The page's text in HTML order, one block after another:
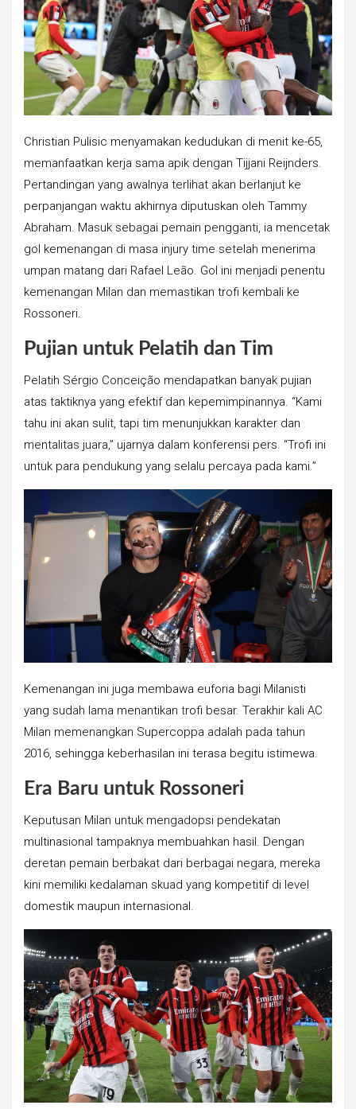
Christian Pulisic menyamakan kedudukan di menit ke-65,
memanfaatkan kerja sama apik dengan Tijjani Reijnders.
Pertandingan yang awalnya terlihat akan berlanjut ke
perpanjangan waktu akhirnya diputuskan oleh Tammy
Abraham. Masuk sebagai pemain pengganti, ia mencetak
gol kemenangan di masa injury time setelah menerima
umpan matang dari Rafael Leão. Gol ini menjadi penentu
kemenangan Milan dan memastikan trofi kembali ke
Rossoneri.
Pujian untuk Pelatih dan Tim
Pelatih Sérgio Conceição mendapatkan banyak pujian
atas taktiknya yang efektif dan kepemimpinannya. “Kami
tahu ini akan sulit, tapi tim menunjukkan karakter dan
mentalitas juara,” ujarnya dalam konferensi pers. “Trofi ini
untuk para pendukung yang selalu percaya pada kami.”
Kemenangan ini juga membawa euforia bagi Milanisti
yang sudah lama menantikan trofi besar. Terakhir kali AC
Milan memenangkan Supercoppa adalah pada tahun
2016, sehingga keberhasilan ini terasa begitu istimewa.
Era Baru untuk Rossoneri
Keputusan Milan untuk mengadopsi pendekatan
multinasional tampaknya membuahkan hasil. Dengan
deretan pemain berbakat dari berbagai negara, mereka
kini memiliki kedalaman skuad yang kompetitif di level
domestik maupun internasional.